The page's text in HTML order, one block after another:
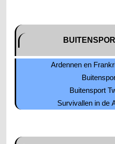
Ardennen en
Buitensport
Survivallen in de